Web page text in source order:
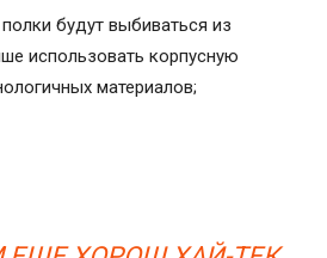
будут выбиваться из
использовать корпусную
материалов;